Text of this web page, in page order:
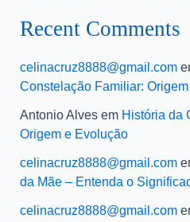
Recent Comments
celinacruz8888@gmail.com
Constelação Familiar:
Antonio Alvesem História da
Origem e Evolução
celinacruz8888@gmail.com
da Mãe – Entenda o
celinacruz8888@gmail.com